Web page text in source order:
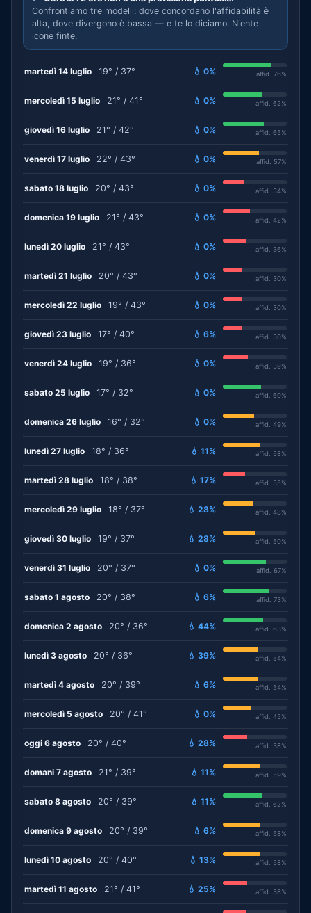
Confrontiamo tre modelli: dove concordano l'affidabilità è
alta, dove divergono è bassa — e te lo diciamo. Niente
icone finte.
martedì 14 luglio 19° / 37° 💧 0% affid. 76%
mercoledì 15 luglio 21° / 41° 💧 0% affid. 62%
giovedì 16 luglio 21° / 42° 💧 0% affid. 65%
venerdì 17 luglio 22° / 43° 💧 0% affid. 57%
sabato 18 luglio 20° / 43° 💧 0% affid. 34%
domenica 19 luglio 21° / 43° 💧 0% affid. 42%
lunedì 20 luglio 21° / 43° 💧 0% affid. 36%
martedì 21 luglio 20° / 43° 💧 0% affid. 30%
mercoledì 22 luglio 19° / 43° 💧 0% affid. 30%
giovedì 23 luglio 17° / 40° 💧 6% affid. 30%
venerdì 24 luglio 19° / 36° 💧 0% affid. 39%
sabato 25 luglio 17° / 32° 💧 0% affid. 60%
domenica 26 luglio 16° / 32° 💧 0% affid. 49%
lunedì 27 luglio 18° / 36° 💧 11% affid. 58%
martedì 28 luglio 18° / 38° 💧 17% affid. 35%
mercoledì 29 luglio 18° / 37° 💧 28% affid. 48%
giovedì 30 luglio 19° / 37° 💧 28% affid. 50%
venerdì 31 luglio 20° / 37° 💧 0% affid. 67%
sabato 1 agosto 20° / 38° 💧 6% affid. 73%
domenica 2 agosto 20° / 36° 💧 44% affid. 63%
lunedì 3 agosto 20° / 36° 💧 39% affid. 54%
martedì 4 agosto 20° / 39° 💧 6% affid. 54%
mercoledì 5 agosto 20° / 41° 💧 0% affid. 45%
oggi 6 agosto 20° / 40° 💧 28% affid. 38%
domani 7 agosto 21° / 39° 💧 11% affid. 59%
sabato 8 agosto 20° / 39° 💧 11% affid. 62%
domenica 9 agosto 20° / 39° 💧 6% affid. 58%
lunedì 10 agosto 20° / 40° 💧 13% affid. 58%
martedì 11 agosto 21° / 41° 💧 25% affid. 38%